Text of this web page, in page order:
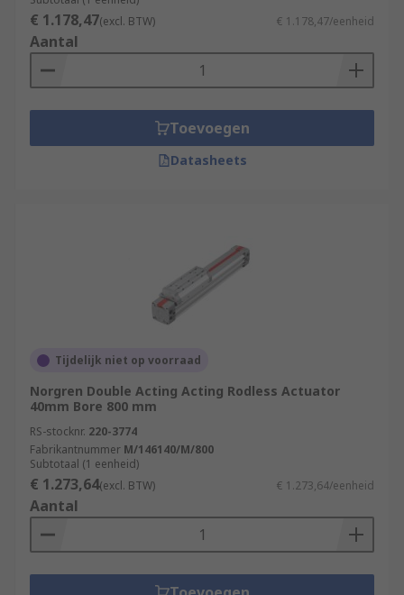
€ 1.178,47(excl. BTW) € 1.178,47/eenheid
Aantal
Toevoegen
Datasheets
Tijdelijk niet op voorraad
Norgren Double Acting Acting Rodless Actuator
40mm Bore 800 mm
RS-stocknr. 220-3774
Fabrikantnummer M/146140/M/800
Subtotaal (1 eenheid)
€ 1.273,64(excl. BTW) € 1.273,64/eenheid
Aantal